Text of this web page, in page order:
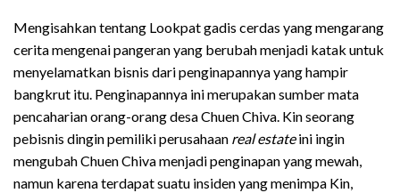
Mengisahkan tentang Lookpat gadis cerdas yang mengarang
cerita mengenai pangeran yang berubah menjadi katak untuk
menyelamatkan bisnis dari penginapannya yang hampir
bangkrut itu. Penginapannya ini merupakan sumber mata
pencaharian orang-orang desa Chuen Chiva. Kin seorang
pebisnis dingin pemiliki perusahaan real estateini ingin
mengubah Chuen Chiva menjadi penginapan yang mewah,
namun karena terdapat suatu insiden yang menimpa Kin,